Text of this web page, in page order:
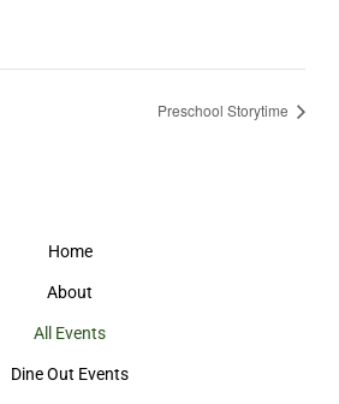
Preschool Storytime
Home
About
All Events
Dine Out Events